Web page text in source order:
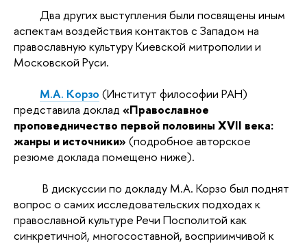
Два других выступления были посвящены иным
аспектам воздействия контактов с Западом на
православную культуру Киевской митрополии и
Московской Руси.
М.А. Корзо (Институт философии РАН)
представила доклад «Православное
проповедничество первой половины XVII века:
жанры и источники» (подробное авторское
резюме доклада помещено ниже).
В дискуссии по докладу М.А. Корзо был поднят
вопрос о самих исследовательских подходах к
православной культуре Речи Посполитой как
синкретичной, многосоставной, восприимчивой к